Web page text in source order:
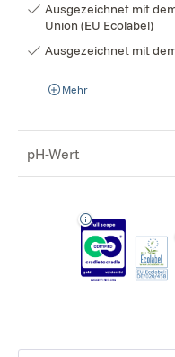
Ausgezeichnet mit
Union (EU Ecolabel)
Ausgezeichnet mit
Mehr
pH-Wert